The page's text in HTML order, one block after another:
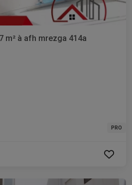
m² à afh mrezga 414a
PRO